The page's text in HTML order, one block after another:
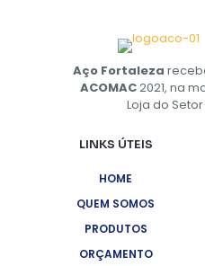
Aço Fortaleza
ACOMAC2021, na
Loja do
LINKS ÚTEIS
HOME
QUEM SOMOS
PRODUTOS
ORÇAMENTO